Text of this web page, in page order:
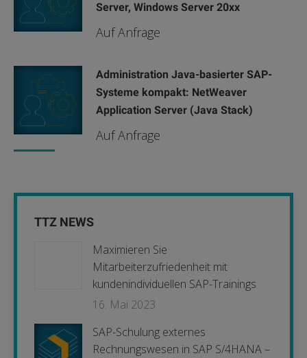
Server, Windows Server 20xx
Auf Anfrage
Administration Java-basierter SAP-
Systeme kompakt: NetWeaver
Application Server (Java Stack)
Auf Anfrage
TTZ NEWS
Maximieren Sie
Mitarbeiterzufriedenheit mit
kundenindividuellen SAP-Trainings
16. Mai 2023
SAP-Schulung externes
Rechnungswesen in SAP S/4HANA –